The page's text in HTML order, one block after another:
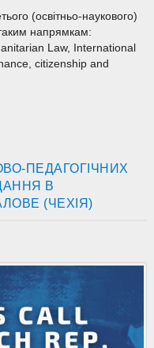
(освітньо-наукового)
напрямкам:
Law, International
citizenship and
ПЕДАГОГІЧНИХ
В
(ЧЕХІЯ)